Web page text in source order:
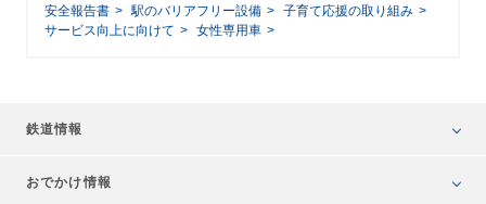
安全報告書
駅のバリアフリー設備
子育て応援の取り組み
サービス向上に向けて
女性専用車
鉄道情報
おでかけ情報